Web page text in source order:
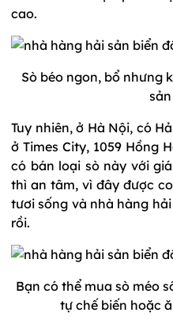
cao.
Sò béo ngon, bổ nhưng
Tuy nhiên, ở Hà Nội, có
ở Times City, 1059 Hồng
có bán loại sò này với
thì an tâm, vì đây được
tươi sống và nhà hàng
rồi.
Bạn có thể mua sò méo
tự chế biến hoặc